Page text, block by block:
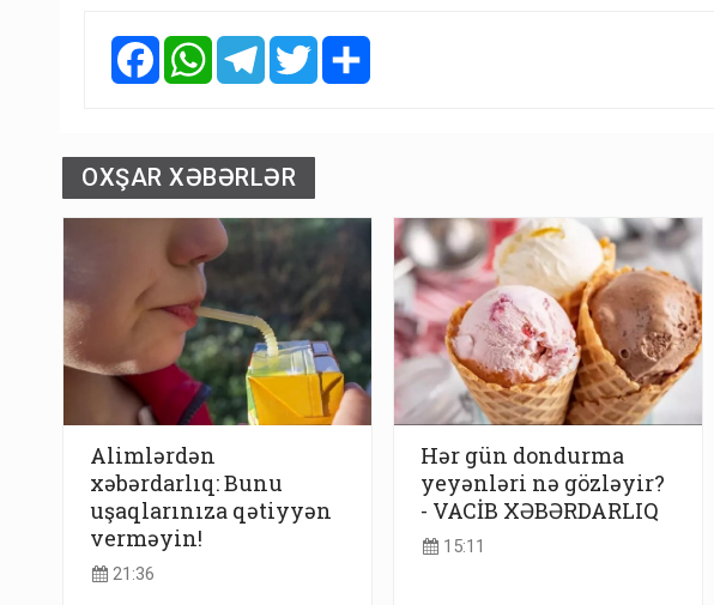
FacebookWhatsAppTelegramTwitter
OXŞAR XƏBƏRLƏR
Alimlərdən
xəbərdarlıq: Bunu
uşaqlarınıza qətiyyən
verməyin!
21:36
Hər gün dondurma
yeyənləri nə gözləyir?
- VACİB XƏBƏRDARLIQ
15:11